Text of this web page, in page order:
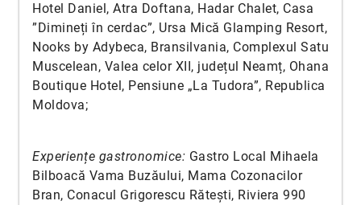
Hotel Daniel, Atra Doftana, Hadar Chalet, Casa
”Dimineți în cerdac”, Ursa Mică Glamping Resort,
Nooks by Adybeca, Bransilvania, Complexul Satu
Muscelean, Valea celor XII, județul Neamț, Ohana
Boutique Hotel, Pensiune „La Tudora”, Republica
Moldova;
Experiențe gastronomice: Gastro Local Mihaela
Bilboacă Vama Buzăului, Mama Cozonacilor
Bran, Conacul Grigorescu Rătești, Riviera 990